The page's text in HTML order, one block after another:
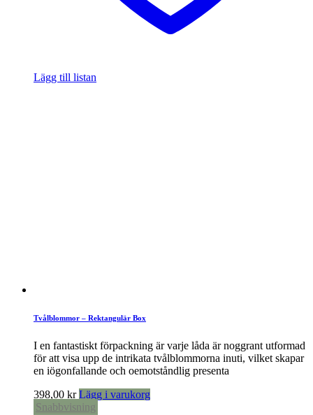
Lägg till listan
Tvålblommor – Rektangulär Box
I en fantastiskt förpackning är varje låda är noggrant utformad
för att visa upp de intrikata tvålblommorna inuti, vilket skapar
en iögonfallande och oemotståndlig presenta
398,00 kr Lägg i varukorg
Snabbvisning